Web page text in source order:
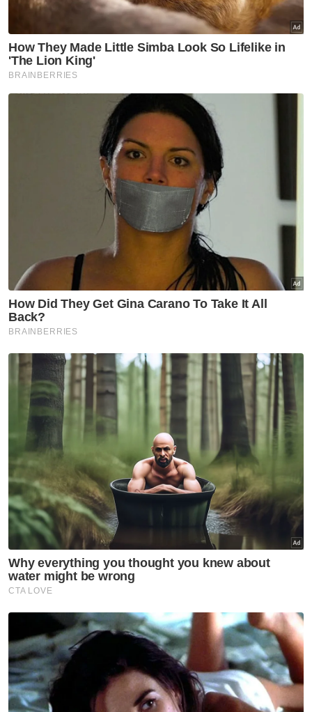
Di sebalik senyuman, tersembunyi derita kanser
buah pinggang
​Walaupun mempunyai adik-beradik tiri yang
tinggal berdekatan, dia kini lebih banyak
bergantung kepada ihsan pengurusan surau
dan rakan-rakan di kawasan Flat Batas Baru
untuk meneruskan kelangsungan hidup.
"​Pihak pengurusan surau ada membuka
tabung sumbangan untuk saya tapi dana
yang dikumpul setakat ni masih sikit untuk
tampung rawatan saya," katanya.
​Orang ramai yang ingin menghulurkan
sumbangan bagi membantu Rosli boleh
menghubungi Bendahari Surau Flat Batas
Baru, Tuan Ridwan di talian 014-3695714.
Berita Telus & Tulus menerusi E-Mel setiap